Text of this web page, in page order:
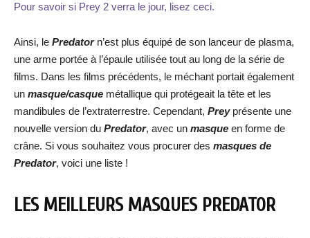
Pour savoir si Prey 2 verra le jour, lisez ceci.
Ainsi, le Predator n’est plus équipé de son lanceur de plasma,
une arme portée à l’épaule utilisée tout au long de la série de
films. Dans les films précédents, le méchant portait également
un masque/casque métallique qui protégeait la tête et les
mandibules de l’extraterrestre. Cependant, Prey présente une
nouvelle version du Predator, avec un masque en forme de
crâne. Si vous souhaitez vous procurer des masques de
Predator, voici une liste !
LES MEILLEURS MASQUES PREDATOR